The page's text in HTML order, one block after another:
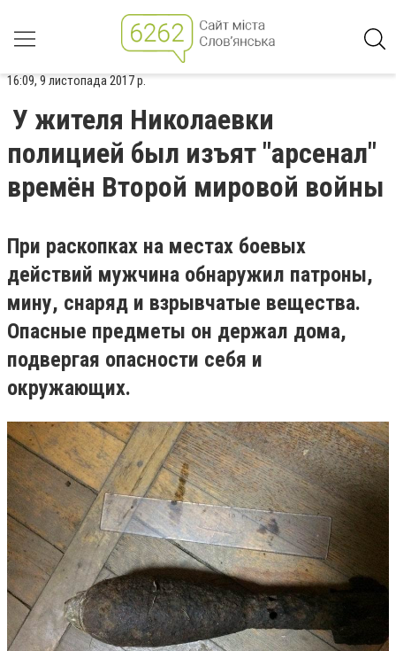
16:09, 9 листопада 2017 р.
У жителя Николаевки
полицией был изъят "арсенал"
времён Второй мировой войны
При раскопках на местах боевых
действий мужчина обнаружил патроны,
мину, снаряд и взрывчатые вещества.
Опасные предметы он держал дома,
подвергая опасности себя и
окружающих.